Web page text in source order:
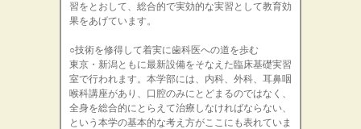
習をとおして、総合的で実効的な実習として教育効
果をあげています。
○技術を修得して着実に歯科医への道を歩む
東京・新潟ともに最新設備をそなえた臨床基礎実習
室で行われます。本学部には、内科、外科、耳鼻咽
喉科講座があり、口腔のみにとどまるのではなく、
全身を総合的にとらえて治療しなければならない、
という本学の基本的な考え方がここにも表れていま